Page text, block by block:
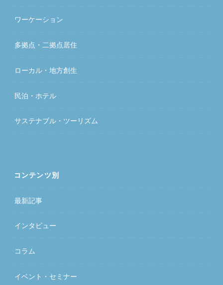
ワーケーション
多拠点・二拠点居住
ローカル・地方創生
民泊・ホテル
サステナブル・ツーリズム
コンテンツ別
最新記事
インタビュー
コラム
イベント・セミナー